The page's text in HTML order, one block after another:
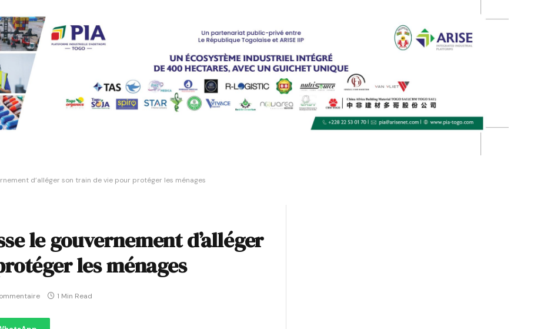
d’alléger son train de vie pour protéger les ménages
le gouvernement d’alléger
les ménages
1 Min Read